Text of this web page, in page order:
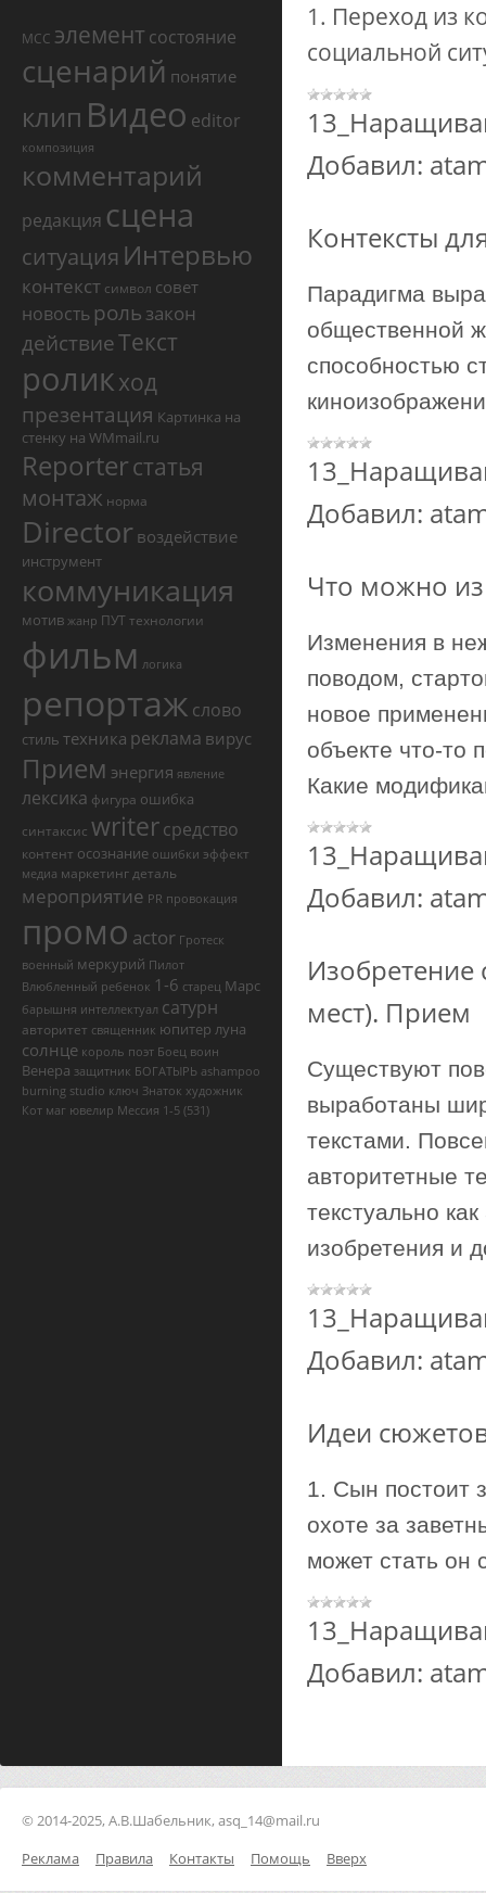
МСС элемент состояние
сценарий понятие
клип Видео editor
композиция
комментарий
редакция сцена
ситуация Интервью
контекст символ совет
новость роль закон
действиеТекст
роликход
презентация Картинка на
стенку на WMmail.ru
Reporterстатья
монтаж норма
Director воздействие
инструмент
коммуникация
мотив жанр ПУТ технологии
фильм логика
репортаж слово
стиль техника реклама вирус
Прием энергия явление
лексика фигура ошибка
синтаксис writerсредство
контент осознание ошибки эффект
медиа маркетингдеталь
мероприятие PR провокация
промо actor Гротеск
военный меркурий Пилот
Влюбленный ребенок 1-6 старец Марс
барышня интеллектуал сатурн
авторитет священник юпитер луна
солнце король поэт Боец воин
Венера защитник БОГАТЫРЬ ashampoo
burning studio ключ Знаток художник
Кот маг ювелир Мессия 1-5 (531)
1. Переход из
социальной
Добавил:
Контексты
Парадигма
общественной
способностью
Добавил:
Что можно
Изменения в
поводом,
новое
объекте что-то
Какие
Добавил:
мест). Прием
Существуют
выработаны
текстами.
авторитетные
текстуально
изобретения и
Добавил:
Идеи
1. Сын постоит
охоте за
может стать он
Добавил:
© 2014-2025, А.В.Шабельник, asq_14@mail.ru
Реклама
Правила Контакты Помощь Вверх